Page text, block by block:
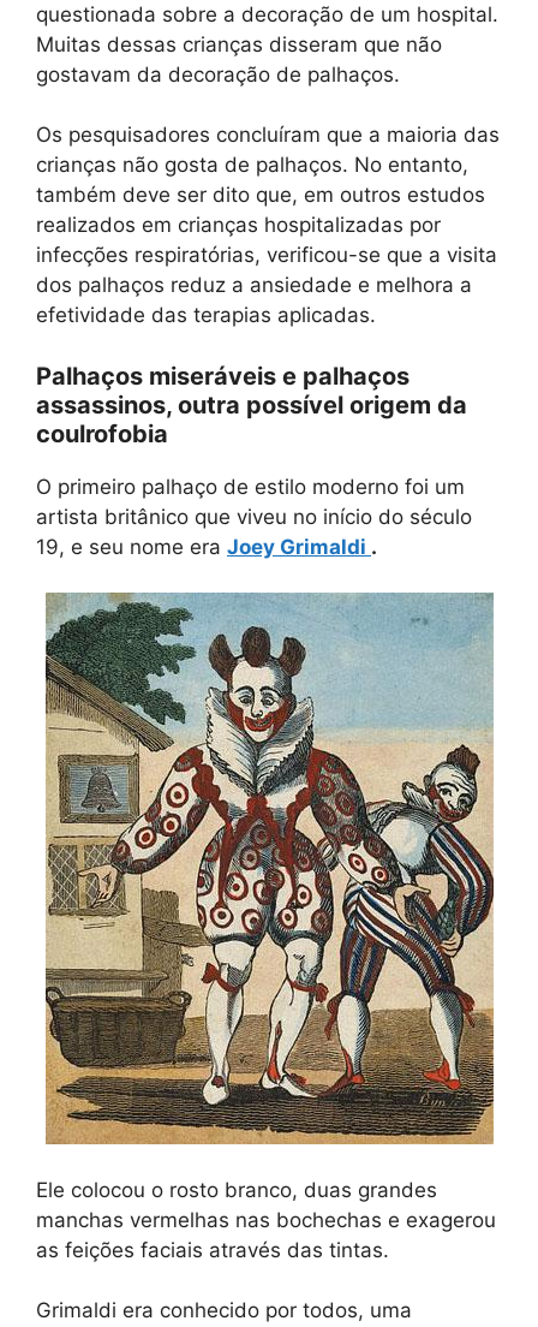
questionada sobre a decoração de um hospital.
Muitas dessas crianças disseram que não
gostavam da decoração de palhaços.
Os pesquisadores concluíram que a maioria das
crianças não gosta de palhaços. No entanto,
também deve ser dito que, em outros estudos
realizados em crianças hospitalizadas por
infecções respiratórias, verificou-se que a visita
dos palhaços reduz a ansiedade e melhora a
efetividade das terapias aplicadas.
Palhaços miseráveis ​​e palhaços
assassinos, outra possível origem da
coulrofobia
O primeiro palhaço de estilo moderno foi um
artista britânico que viveu no início do século
19, e seu nome era Joey Grimaldi .
Ele colocou o rosto branco, duas grandes
manchas vermelhas nas bochechas e exagerou
as feições faciais através das tintas.
Grimaldi era conhecido por todos, uma